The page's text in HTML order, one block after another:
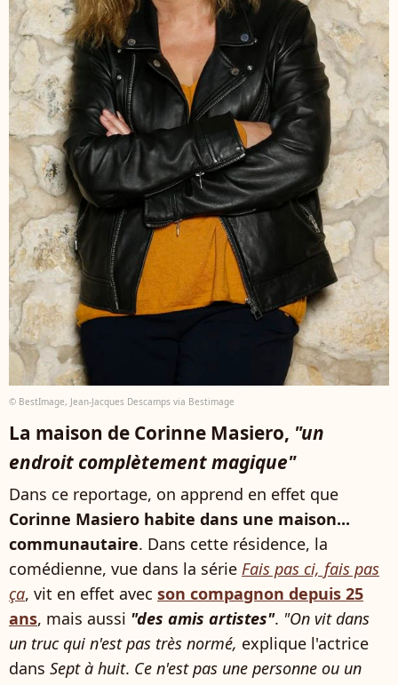
© BestImage, Jean-Jacques Descamps via Bestimage
La maison de Corinne Masiero, "un
endroit complètement magique"
Dans ce reportage, on apprend en effet que
Corinne Masiero habite dans une maison...
communautaire. Dans cette résidence, la
comédienne, vue dans la série Fais pas ci, fais pas
ça, vit en effet avec son compagnon depuis 25
ans, mais aussi "des amis artistes". "On vit dans
un truc qui n'est pas très normé, explique l'actrice
dans Sept à huit. Ce n'est pas une personne ou un